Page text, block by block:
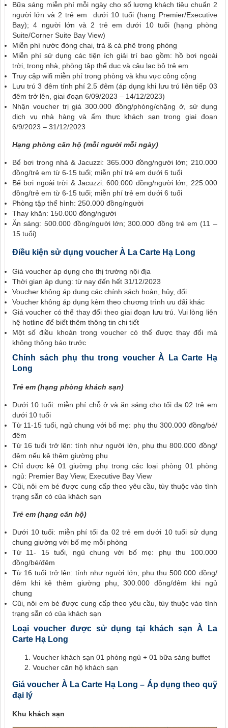
Bữa sáng miễn phí mỗi ngày cho số lượng khách tiêu chuẩn 2
người lớn và 2 trẻ em dưới 10 tuổi (hạng Premier/Executive
Bay); 4 người lớn và 2 trẻ em dưới 10 tuổi (hạng phòng
Suite/Corner Suite Bay View)
Miễn phí nước đóng chai, trà & cà phê trong phòng
Miễn phí sử dụng các tiện ích giải trí bao gồm: hồ bơi ngoài
trời, trong nhà, phòng tập thể dục và câu lạc bộ trẻ em
Truy cập wifi miễn phí trong phòng và khu vực công cộng
Lưu trú 3 đêm tính phí 2.5 đêm (áp dụng khi lưu trú liên tiếp 03
đêm trở lên, giai đoạn 6/09/2023 – 14/12/2023)
Nhận voucher trị giá 300.000 đồng/phòng/chặng ở, sử dụng
dịch vụ nhà hàng và ẩm thực khách sạn trong giai đoạn
6/9/2023 – 31/12/2023
Hạng phòng căn hộ (mỗi người mỗi ngày)
Bể bơi trong nhà & Jacuzzi: 365.000 đồng/người lớn; 210.000
đồng/trẻ em từ 6-15 tuổi; miễn phí trẻ em dưới 6 tuổi
Bể bơi ngoài trời & Jacuzzi: 600.000 đồng/người lớn; 225.000
đồng/trẻ em từ 6-15 tuổi; miễn phí trẻ em dưới 6 tuổi
Phòng tập thể hình: 250.000 đồng/người
Thay khăn: 150.000 đồng/người
Ăn sáng: 500.000 đồng/người lớn; 300.000 đồng trẻ em (11 –
15 tuổi)
Điều kiện sử dụng voucher À La Carte Hạ Long
Giá voucher áp dụng cho thị trường nội địa
Thời gian áp dụng: từ nay đến hết 31/12/2023
Voucher không áp dụng các chính sách hoàn, hủy, đổi
Voucher không áp dụng kèm theo chương trình ưu đãi khác
Giá voucher có thể thay đổi theo giai đoạn lưu trú. Vui lòng liên
hệ hotline để biết thêm thông tin chi tiết
Một số điều khoản trong voucher có thể được thay đổi mà
không thông báo trước
Chính sách phụ thu trong voucher À La Carte Hạ
Long
Trẻ em (hạng phòng khách sạn)
Dưới 10 tuổi: miễn phí chỗ ở và ăn sáng cho tối đa 02 trẻ em
dưới 10 tuổi
Từ 11-15 tuổi, ngủ chung với bố mẹ: phụ thu 300.000 đồng/bé/
đêm
Từ 16 tuổi trở lên: tính như người lớn, phụ thu 800.000 đồng/
đêm nếu kê thêm giường phụ
Chỉ được kê 01 giường phụ trong các loại phòng 01 phòng
ngủ: Premier Bay View, Executive Bay View
Cũi, nôi em bé được cung cấp theo yêu cầu, tùy thuộc vào tình
trạng sẵn có của khách sạn
Trẻ em (hạng căn hộ)
Dưới 10 tuổi: miễn phí tối đa 02 trẻ em dưới 10 tuổi sử dụng
chung giường với bố mẹ mỗi phòng
Từ 11- 15 tuổi, ngủ chung với bố mẹ: phụ thu 100.000
đồng/bé/đêm
Từ 16 tuổi trở lên: tính như người lớn, phụ thu 500.000 đồng/
đêm khi kê thêm giường phụ, 300.000 đồng/đêm khi ngủ
chung
Cũi, nôi em bé được cung cấp theo yêu cầu, tùy thuộc vào tình
trạng sẵn có của khách sạn
Loại voucher được sử dụng tại khách sạn À La
Carte Hạ Long
Voucher khách sạn 01 phòng ngủ + 01 bữa sáng buffet
Voucher căn hộ khách sạn
Giá voucher À La Carte Hạ Long – Áp dụng theo quỹ
đại lý
Khu khách sạn